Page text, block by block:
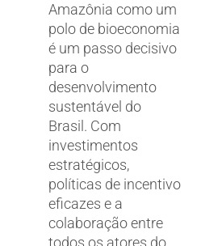
Amazônia como um
polo de bioeconomia
é um passo decisivo
para o
desenvolvimento
sustentável do
Brasil. Com
investimentos
estratégicos,
políticas de incentivo
eficazes e a
colaboração entre
todos os atores do